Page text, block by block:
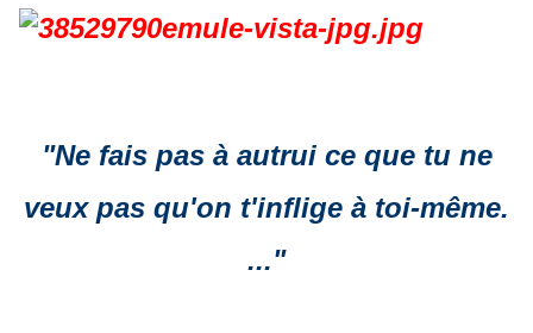
"Ne fais pas à autrui ce que tu ne
veux pas qu'on t'inflige à toi-même.
..."